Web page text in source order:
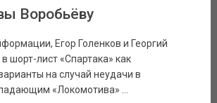
Воробьёву
Егор Голенков и Георгий
шорт-лист «Спартака» как
на случай неудачи в
«Локомотива» ...